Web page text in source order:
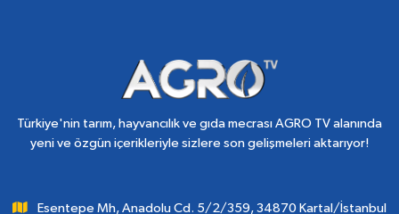
Türkiye'nin tarım, hayvancılık ve gıda mecrası AGRO TV alanında
yeni ve özgün içerikleriyle sizlere son gelişmeleri aktarıyor!
Esentepe Mh, Anadolu Cd. 5/2/359, 34870 Kartal/İstanbul